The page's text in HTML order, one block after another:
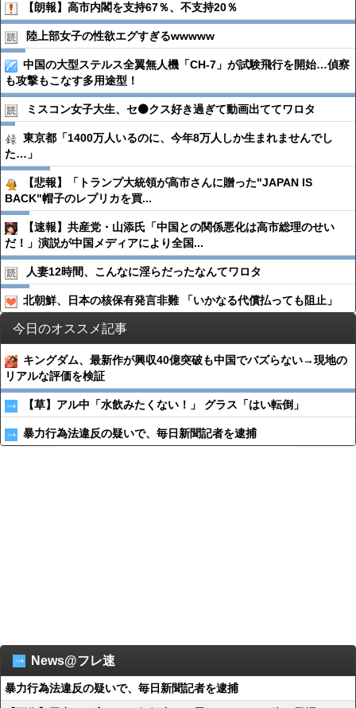
【朗報】高市内閣を支持67％、不支持20％
陸上部女子の性欲エグすぎるwwwww
中国の大型ステルス全翼無人機「CH-7」が試験飛行を開始…偵察
も攻撃もこなす多用途型！
ミスコン女子大生、セ⚫️クス好き過ぎて動画出ててワロタ
東京都「1400万人いるのに、今年8万人しか生まれませんでし
た…」
【悲報】「トランプ大統領が高市さんに贈った"JAPAN IS
BACK"帽子のレプリカを買...
【速報】共産党・山添氏「中国との関係悪化は高市総理のせい
だ！」演説が中国メディアにより全国...
人妻12時間、こんなに淫らだったなんてワロタ
北朝鮮、日本の核保有発言非難 「いかなる代償払っても阻止」
今日のオススメ記事
キングダム、最新作が興収40億突破も中国でバズらない→現地の
リアルな評価を検証
【草】アル中「水飲みたくない！」 グラス「はい転倒」
暴力行為法違反の疑いで、毎日新聞記者を逮捕
News@フレ速
暴力行為法違反の疑いで、毎日新聞記者を逮捕